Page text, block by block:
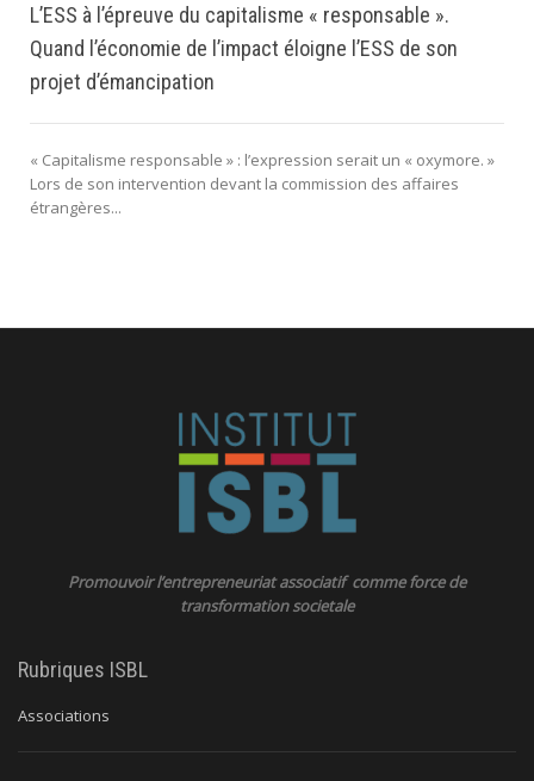
L’ESS à l’épreuve du capitalisme « responsable ».
Quand l’économie de l’impact éloigne l’ESS de son
projet d’émancipation
« Capitalisme responsable » : l’expression serait un « oxymore. »
Lors de son intervention devant la commission des affaires
étrangères...
Promouvoir l’entrepreneuriat associatif comme force de
transformation societale
Rubriques ISBL
Associations